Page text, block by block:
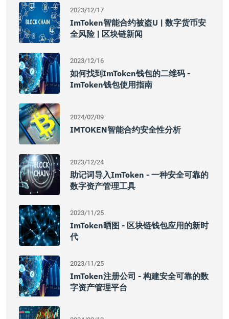
2023/12/17
ImToken智能合约被盗U | 数字货币安
全风险 | 区块链新闻
2023/12/16
如何找到imToken钱包的二维码 -
ImToken钱包使用指南
2024/02/09
IMTOKEN智能合约安全性分析
2023/12/24
助记词导入imToken - 一种安全可靠的
数字资产管理工具
2023/11/25
ImToken晒图 - 区块链钱包应用的新时
代
2023/11/25
ImToken注册公司 - 构建安全可靠的数
字资产管理平台